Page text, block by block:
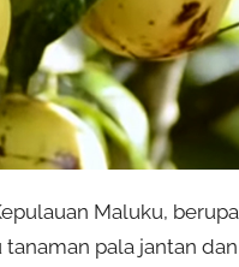
Maluku, berupa
pala jantan dan